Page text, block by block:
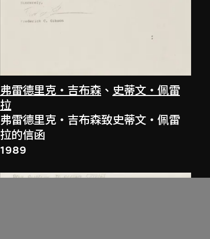
弗雷德里克‧吉布森 、 史蒂文‧佩雷
拉
弗雷德里克‧吉布森致史蒂文‧佩雷
拉的信函
1989